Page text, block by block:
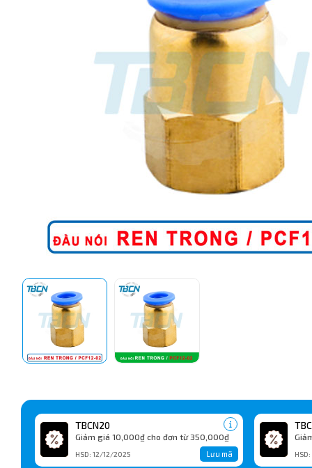
TBCN20
Giảm giá 10,000₫ cho đơn từ 350,000₫
HSD: 12/12/2025 Lưu mã